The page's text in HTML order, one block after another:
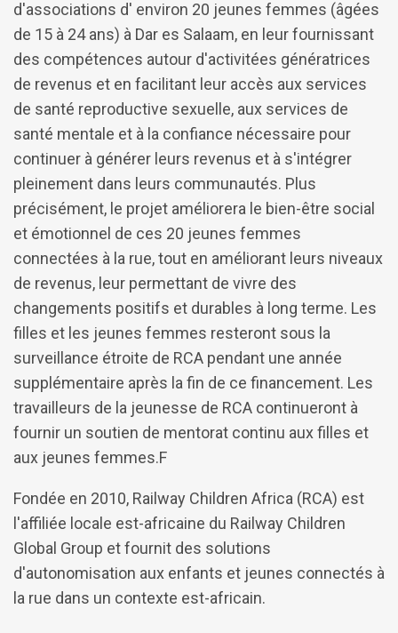
d'associations d' environ 20 jeunes femmes (âgées
de 15 à 24 ans) à Dar es Salaam, en leur fournissant
des compétences autour d'activitées génératrices
de revenus et en facilitant leur accès aux services
de santé reproductive sexuelle, aux services de
santé mentale et à la confiance nécessaire pour
continuer à générer leurs revenus et à s'intégrer
pleinement dans leurs communautés. Plus
précisément, le projet améliorera le bien-être social
et émotionnel de ces 20 jeunes femmes
connectées à la rue, tout en améliorant leurs niveaux
de revenus, leur permettant de vivre des
changements positifs et durables à long terme. Les
filles et les jeunes femmes resteront sous la
surveillance étroite de RCA pendant une année
supplémentaire après la fin de ce financement. Les
travailleurs de la jeunesse de RCA continueront à
fournir un soutien de mentorat continu aux filles et
aux jeunes femmes.F
Fondée en 2010, Railway Children Africa (RCA) est
l'affiliée locale est-africaine du Railway Children
Global Group et fournit des solutions
d'autonomisation aux enfants et jeunes connectés à
la rue dans un contexte est-africain.